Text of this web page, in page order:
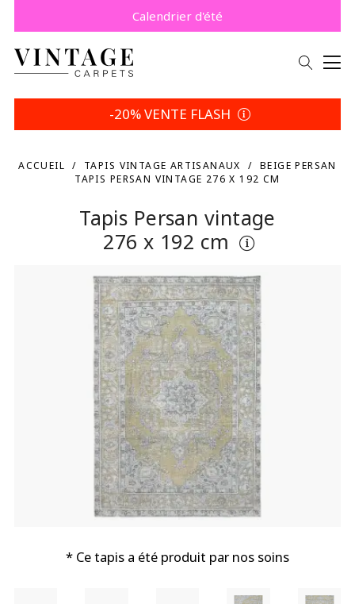
Promo -5% | Votre choix
Payez plus tard avec Klarna.
Calendrier d'été
-20% VENTE FLASH
ACCUEIL TAPIS VINTAGE ARTISANAUX
BEIGE PERSAN
TAPIS PERSAN VINTAGE 276 X 192 CM
Tapis Persan vintage
276 x 192 cm
* Ce tapis a été produit par nos soins